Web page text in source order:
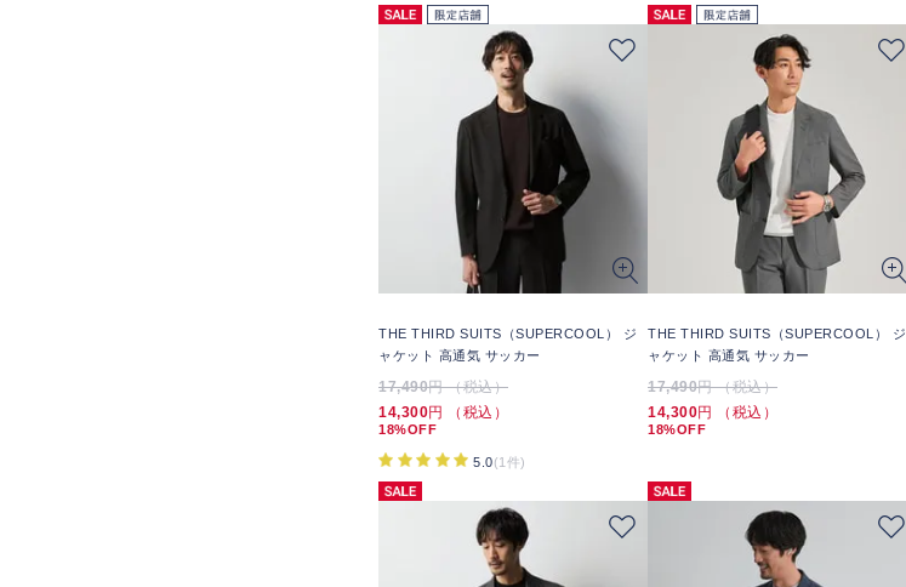
THE THIRD SUITS（SUPERCOOL） ジ
ャケット 高通気 サッカー
17,490円 （税込）
14,300円 （税込）
18%OFF
5.0(1件)
THE THIRD SUITS（SUPERCOOL） ジ
ャケット 高通気 サッカー
17,490円 （税込）
14,300円 （税込）
18%OFF